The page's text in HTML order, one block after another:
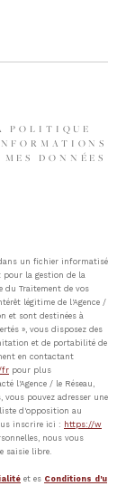
POLITIQUE
DONNÉES
un fichier informatisé
la gestion de la
du Traitement de vos
légitime de l'Agence /
et sont destinées à
», vous disposez des
et de portabilité de
en contactant
fr pour plus
l'Agence / le Réseau,
pouvez adresser une
d'opposition au
inscrire ici : https://w
nous vous
saisie libre.
et es Conditions d'u